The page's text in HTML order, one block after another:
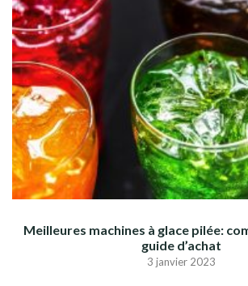
Meilleures machines à glace pilée:
guide d’achat
3 janvier 2023